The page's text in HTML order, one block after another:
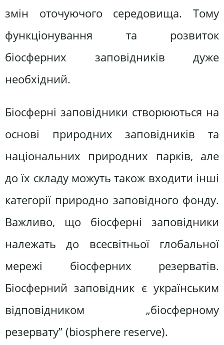
змін оточуючого середовища. Тому
функціонування та розвиток
біосферних заповідників дуже
необхідний.
Біосферні заповідники створюються на
основі природних заповідників та
національних природних парків, але
до їх складу можуть також входити інші
категорії природно заповідного фонду.
Важливо, що біосферні заповідники
належать до всесвітньої глобальної
мережі біосферних резерватів.
Біосферний заповідник є українським
відповідником „біосферному
резервату” (biosphere reserve).